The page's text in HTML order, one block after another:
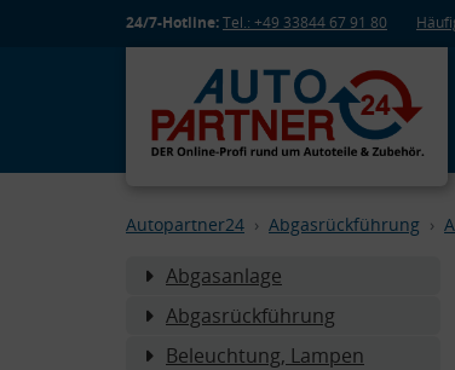
24/7-Hotline:Tel.: +49 33844 67 91 80
Autopartner24 Abgasrückführung
Abgasanlage
Abgasrückführung
Beleuchtung, Lampen